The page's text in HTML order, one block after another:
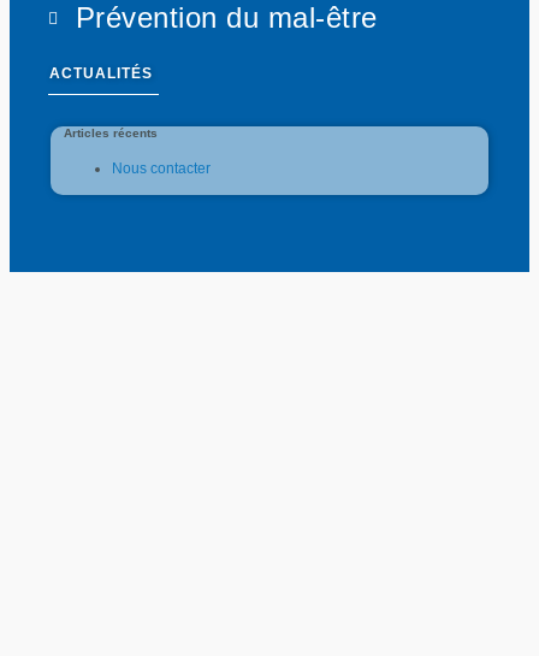
Prévention du mal-être
ACTUALITÉS
Articles récents
Nous contacter